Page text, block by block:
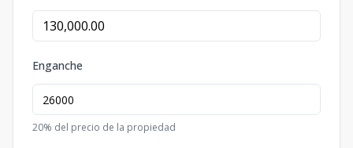
Enganche
20% del precio de la propiedad